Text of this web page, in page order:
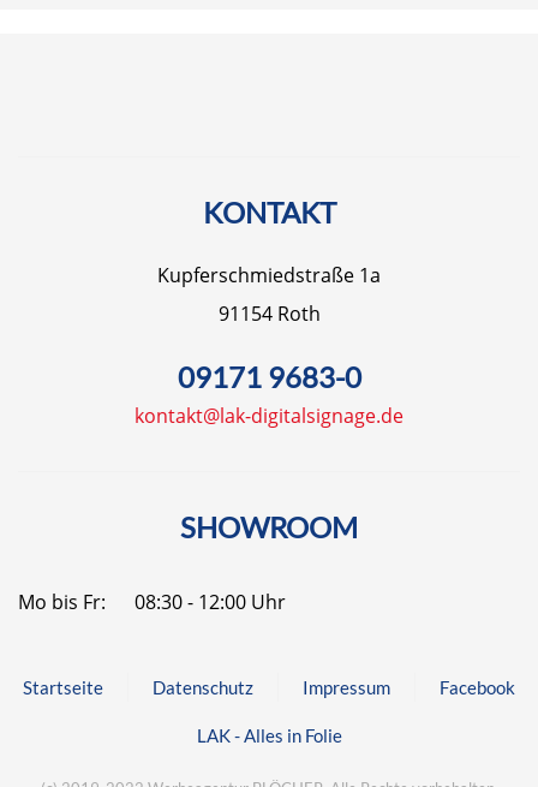
KONTAKT
Kupferschmiedstraße 1a
91154 Roth
09171 9683-0
kontakt@lak-digitalsignage.de
SHOWROOM
Mo bis Fr: 08:30 - 12:00 Uhr
Startseite Datenschutz Impressum Facebook
LAK - Alles in Folie